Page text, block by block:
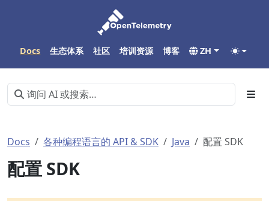
Docs 生态体系 社区 培训资源 博客 ZH
Docs 各种编程语言的 API & SDK Java 配置 SDK
配置 SDK